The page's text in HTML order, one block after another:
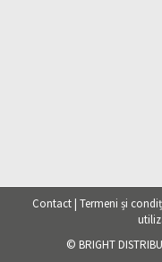
Contact | Termeni și
© BRIGHT